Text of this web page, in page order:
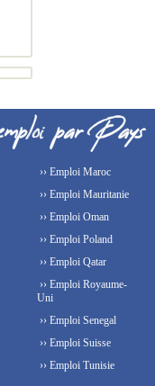
›› Emploi Maroc
›› Emploi Mauritanie
›› Emploi Oman
›› Emploi Poland
›› Emploi Qatar
›› Emploi Royaume-
Uni
›› Emploi Senegal
›› Emploi Suisse
›› Emploi Tunisie